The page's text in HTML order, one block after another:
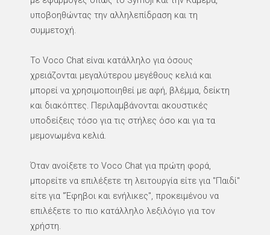
υποβοηθώντας την αλληλεπίδραση και τη
συμμετοχή.
Το Voco Chat είναι κατάλληλο για όσους
χρειάζονται μεγαλύτερου μεγέθους κελιά και
μπορεί να χρησιμοποιηθεί με αφή, βλέμμα, δείκτη
και διακόπτες. Περιλαμβάνονται ακουστικές
υποδείξεις τόσο για τις στήλες όσο και για τα
μεμονωμένα κελιά.
Όταν ανοίξετε το Voco Chat για πρώτη φορά,
μπορείτε να επιλέξετε τη λειτουργία είτε για "Παιδί"
είτε για "Έφηβοι και ενήλικες", προκειμένου να
επιλέξετε το πιο κατάλληλο λεξιλόγιο για τον
χρήστη.